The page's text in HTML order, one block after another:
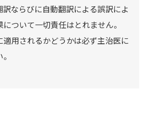
訳ならびに自動翻訳による誤訳によ
について一切責任はとれません。
適用されるかどうかは必ず主治医に